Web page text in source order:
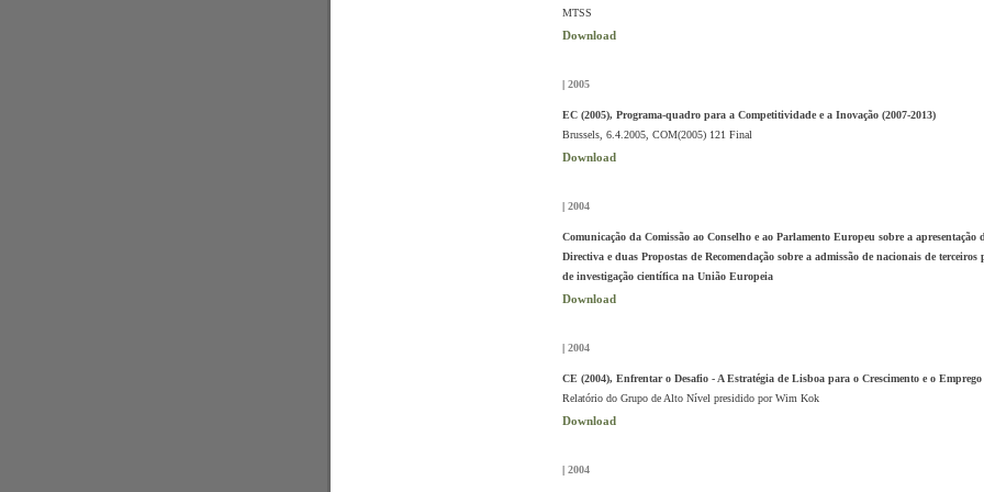
MTSS
Download
| 2005
EC (2005), Programa-quadro para a Competitividade e a Inovação (2007-2013)
Brussels, 6.4.2005, COM(2005) 121 Final
Download
| 2004
Comunicação da Comissão ao Conselho e ao Parlamento Europeu sobre a apresentação
Directiva e duas Propostas de Recomendação sobre a admissão de nacionais de terceiros
de investigação científica na União Europeia
Download
| 2004
CE (2004), Enfrentar o Desafio - A Estratégia de Lisboa para o Crescimento e o Emprego
Relatório do Grupo de Alto Nível presidido por Wim Kok
Download
| 2004